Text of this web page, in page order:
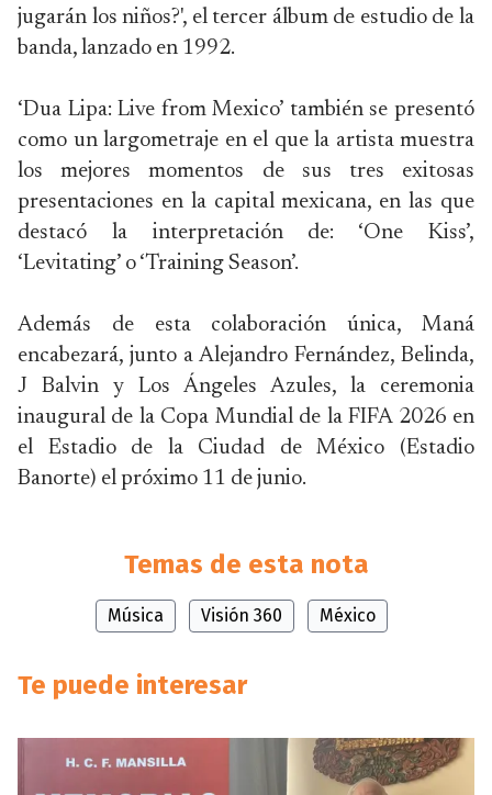
jugarán los niños?', el tercer álbum de estudio de la
banda, lanzado en 1992.
‘Dua Lipa: Live from Mexico’ también se presentó
como un largometraje en el que la artista muestra
los mejores momentos de sus tres exitosas
presentaciones en la capital mexicana, en las que
destacó la interpretación de: ‘One Kiss’,
‘Levitating’ o ‘Training Season’.
Además de esta colaboración única, Maná
encabezará, junto a Alejandro Fernández, Belinda,
J Balvin y Los Ángeles Azules, la ceremonia
inaugural de la Copa Mundial de la FIFA 2026 en
el Estadio de la Ciudad de México (Estadio
Banorte) el próximo 11 de junio.
Temas de esta nota
Música Visión 360 México
Te puede interesar